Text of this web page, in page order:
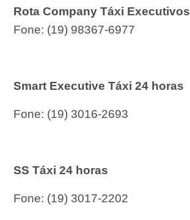
Rota CompanyTáxi Executivos
Fone: (19) 98367-6977
Smart Executive Táxi 24 horas
Fone: (19) 3016-2693
SS Táxi 24 horas
Fone: (19) 3017-2202